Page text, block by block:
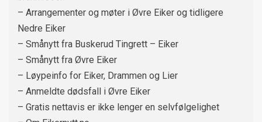
– Arrangementer og møter i Øvre Eiker og tidligere
Nedre Eiker
– Smånytt fra Buskerud Tingrett – Eiker
– Smånytt fra Øvre Eiker
– Løypeinfo for Eiker, Drammen og Lier
– Anmeldte dødsfall i Øvre Eiker
– Gratis nettavis er ikke lenger en selvfølgelighet